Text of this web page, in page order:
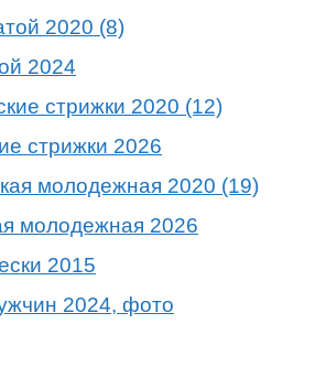
2024
стрижки 2026
молодежная 2026
2024, фото